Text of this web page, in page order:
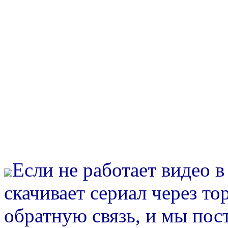
Если не работает видео
скачивает сериал через
обратную связь, и мы